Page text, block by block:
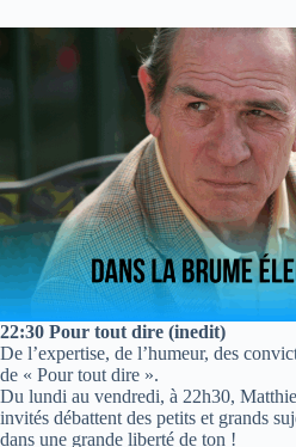
22:30 Pour tout dire (inedit)
De l’expertise, de l’humeur, des
de « Pour tout dire ».
Du lundi au vendredi, à 22h30,
invités débattent des petits et grands
dans une grande liberté de ton !